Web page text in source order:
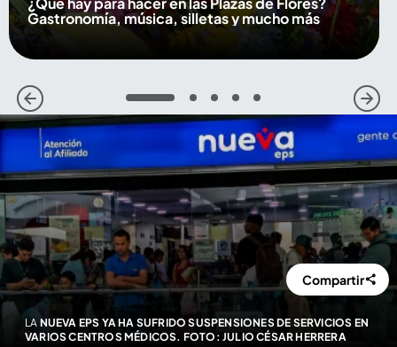
Gastronomía, música, silletas y mucho más
1 2 3 4 5
LA NUEVA EPS YA HA SUFRIDO SUSPENSIONES DE SERVICIOS EN
VARIOS CENTROS MÉDICOS. FOTO: JULIO CÉSAR HERRERA
Compartir